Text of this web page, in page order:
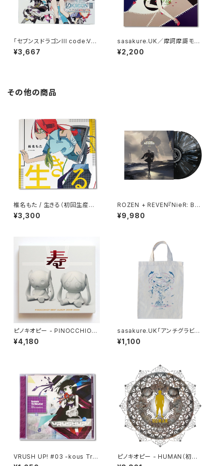
「セブンスドラゴンIII code:VF
D」オリジナル・サウンドトラック
&ソングス
¥3,667
sasakure.UK／摩訶摩謌モノ
モノシー
¥2,200
その他の商品
椎名もた / 生きる（初回生産限
定盤）
¥3,300
ROZEN + REVEN『NieR: Bec
ome as Gods』（2枚組LP）
¥9,980
ピノキオピー - PINOCCHIOP
BEST ALBUM 2009-2020
寿
¥4,180
sasakure.UK「アンチグラビテ
ィーズ」エコバッグ
¥1,100
VRUSH UP! #03 -kous Trib
ute-
ピノキオピー - HUMAN（初回
生産限定盤）